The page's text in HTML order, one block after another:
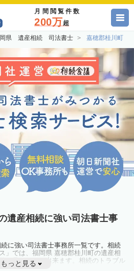
月間閲覧件数
200万超
県 遺産相続 司法書士 嘉穂郡桂川町
遺産相続に強い司法書士事
に強い司法書士事務所一覧です。相続
」では、福岡県 嘉穂郡桂川町の遺産相
で見ることが出来ます。相続のトラブル
近隣の司法書士に相談してみましょう。
もっと見る